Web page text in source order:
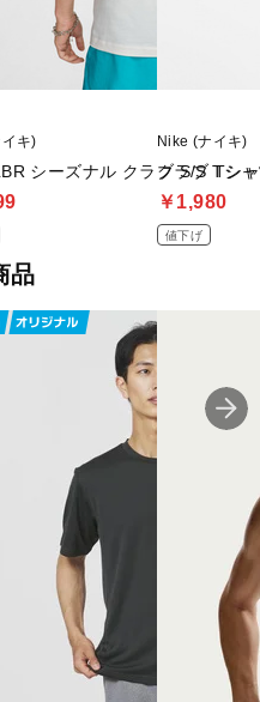
キ)
シーズナル クラブ S/S Tシ
Nike (ナイキ)
クラブ Tシ
￥1,980
値下げ
品